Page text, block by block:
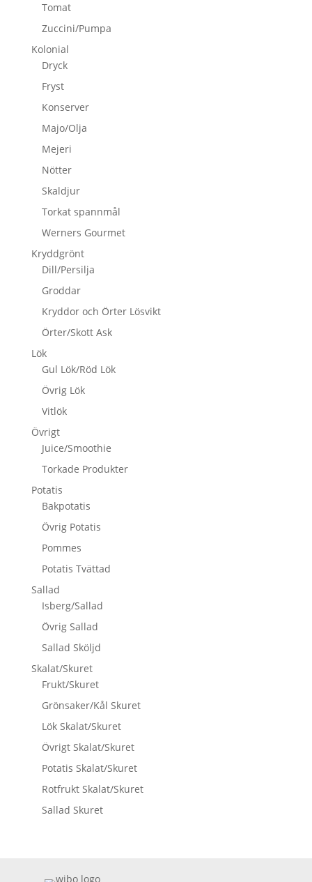
Tomat
Zuccini/Pumpa
Kolonial
Dryck
Fryst
Konserver
Majo/Olja
Mejeri
Nötter
Skaldjur
Torkat spannmål
Werners Gourmet
Kryddgrönt
Dill/Persilja
Groddar
Kryddor och Örter Lösvikt
Örter/Skott Ask
Lök
Gul Lök/Röd Lök
Övrig Lök
Vitlök
Övrigt
Juice/Smoothie
Torkade Produkter
Potatis
Bakpotatis
Övrig Potatis
Pommes
Potatis Tvättad
Sallad
Isberg/Sallad
Övrig Sallad
Sallad Sköljd
Skalat/Skuret
Frukt/Skuret
Grönsaker/Kål Skuret
Lök Skalat/Skuret
Övrigt Skalat/Skuret
Potatis Skalat/Skuret
Rotfrukt Skalat/Skuret
Sallad Skuret